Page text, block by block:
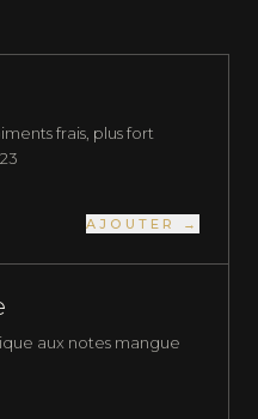
frais, plus fort
AJOUTER →
aux notes mangue